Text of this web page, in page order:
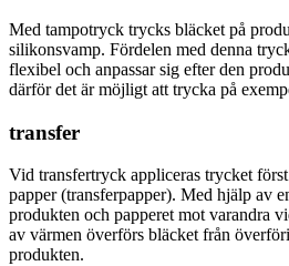
Med tampotryck trycks bläcket på
silikonsvamp. Fördelen med denna
flexibel och anpassar sig efter den
därför det är möjligt att trycka på
transfer
Vid transfertryck appliceras trycket
papper (transferpapper). Med hjälp av
produkten och papperet mot varandra
av värmen överförs bläcket från
produkten.